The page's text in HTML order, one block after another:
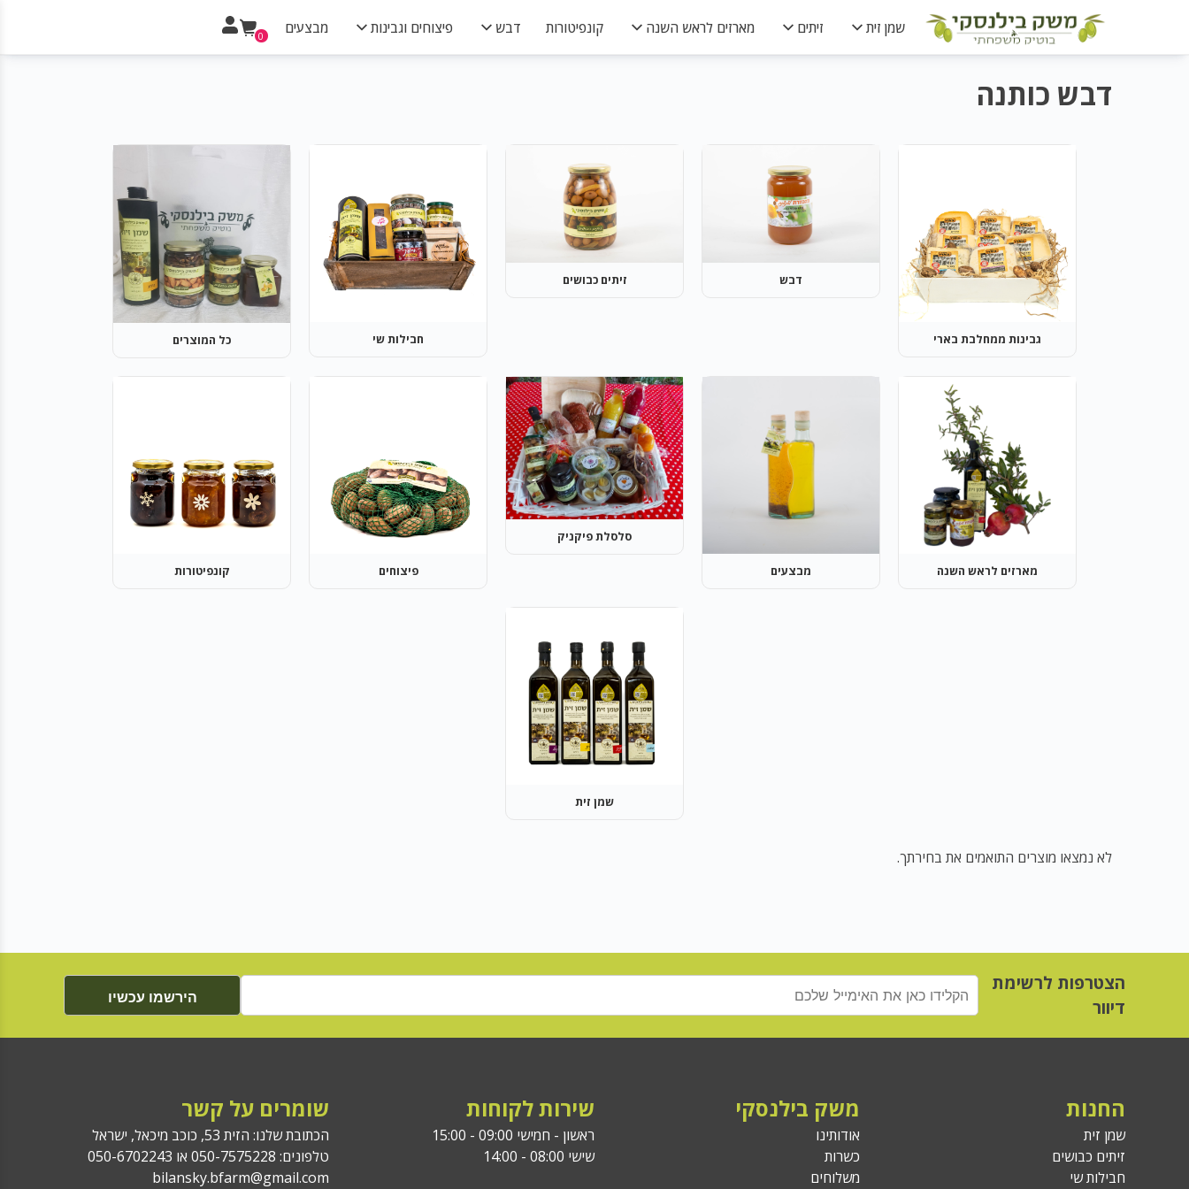
שמן זית זיתים מארזים לראש השנה קונפיטורות דבש פיצוחים וגבינות מבצעים 0
דבש כותנה
גבינות ממחלבת בארי
דבש זיתים כבושים
חבילות שי כל המוצרים
מארזים לראש השנה מבצעים
סלסלת פיקניק
פיצוחים קונפיטורות
שמן זית
לא נמצאו מוצרים התואמים את בחירתך.
הצטרפות לרשימת
דיוור
הירשמו עכשיו
החנות
שמן זית
זיתים כבושים
חבילות שי
משק בילנסקי
אודותינו
כשרות
משלוחים
שירות לקוחות
ראשון - חמישי 09:00 - 15:00
שישי 08:00 - 14:00
שומרים על קשר
הכתובת שלנו: הזית 53, כוכב מיכאל, ישראל
טלפונים: 050-7575228 או 050-6702243
bilansky.bfarm@gmail.com